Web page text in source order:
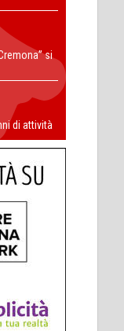
si
di attività